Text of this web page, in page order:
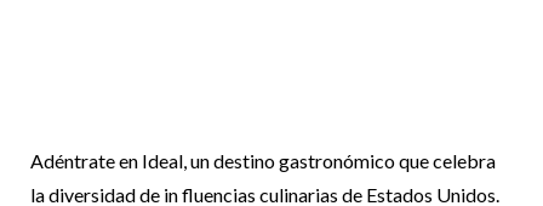
Adéntrate en Ideal, un destino gastronómico que celebra
la diversidad de in fluencias culinarias de Estados Unidos.